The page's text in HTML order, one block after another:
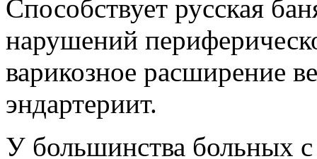
Способствует русская
нарушений
варикозное расширение
эндартериит.
У большинства больных с